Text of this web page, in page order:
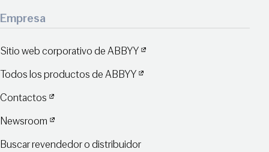
Empresa
Sitio web corporativo de ABBYY
Todos los productos de ABBYY
Contactos
Newsroom
Buscar revendedor o distribuidor